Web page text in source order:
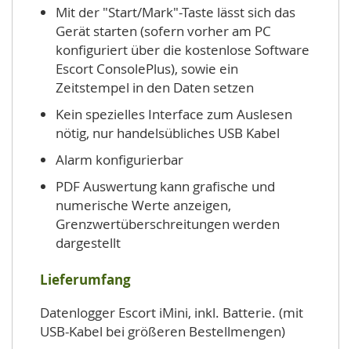
Mit der "Start/Mark"-Taste lässt sich das
Gerät starten (sofern vorher am PC
konfiguriert über die kostenlose Software
Escort ConsolePlus), sowie ein
Zeitstempel in den Daten setzen
Kein spezielles Interface zum Auslesen
nötig, nur handelsübliches USB Kabel
Alarm konfigurierbar
PDF Auswertung kann grafische und
numerische Werte anzeigen,
Grenzwertüberschreitungen werden
dargestellt
Lieferumfang
Datenlogger Escort iMini, inkl. Batterie. (mit
USB-Kabel bei größeren Bestellmengen)